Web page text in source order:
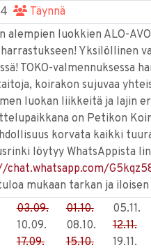
Täynnä
alempien luokkien ALO-
harrastukseen! Yksilöllinen
TOKO-valmennuksessa
koirakon sujuvaa
luokan liikkeitä ja lajin
on Petikon
korvata kaikki
löytyy WhatsAppista
mukaan tarkan ja iloisen
03.09.
10.09.
17.09.
01.10.
08.10.
15.10.
05.11.
12.11.
19.11.